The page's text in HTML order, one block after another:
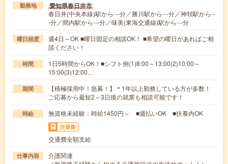
勤務地 愛知県春日井市
春日井(中央本線)駅から---分／勝川駅から---分／神領駅から--
-分／間内駅から---分／味美(東海交通線)駅から---分
曜日頻度
週4日～OK ■曜日固定の相談OK！ ■希望の曜日があればご相
談ください！
時間
1日5時間からOK！■シフト例(1)8:00～13:00(2)10:00～
15:00(3)12:00…
期間
【積極採用中！急募！】＊1年以上勤務している方が多数！
ご応募から最短2～3日後の就業も相談可能です！
時給 無資格未経験：時給1450円～ ■週払いOK ■扶養内OK
交通費
交通費全額支給
仕事内容
介護関連